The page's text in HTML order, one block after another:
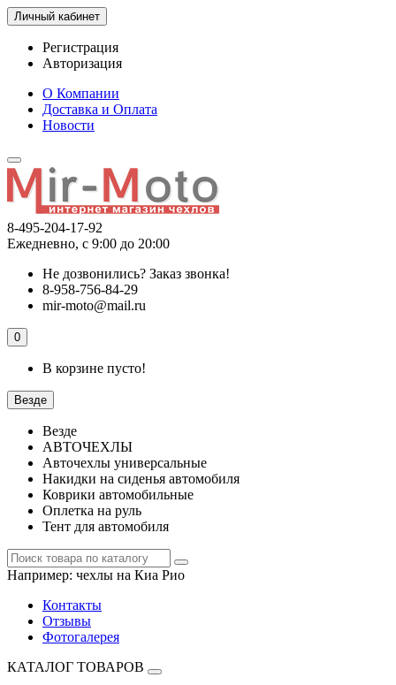
Личный кабинет
Регистрация
Авторизация
О Компании
Доставка и Оплата
Новости
8-495-204-17-92
Ежедневно, с 9:00 до 20:00
Не дозвонились? Заказ звонка!
8-958-756-84-29
mir-moto@mail.ru
0
В корзине пусто!
Везде
Везде
АВТОЧЕХЛЫ
Авточехлы универсальные
Накидки на сиденья автомобиля
Коврики автомобильные
Оплетка на руль
Тент для автомобиля
Например: чехлы на Киа Рио
Контакты
Отзывы
Фотогалерея
КАТАЛОГ ТОВАРОВ